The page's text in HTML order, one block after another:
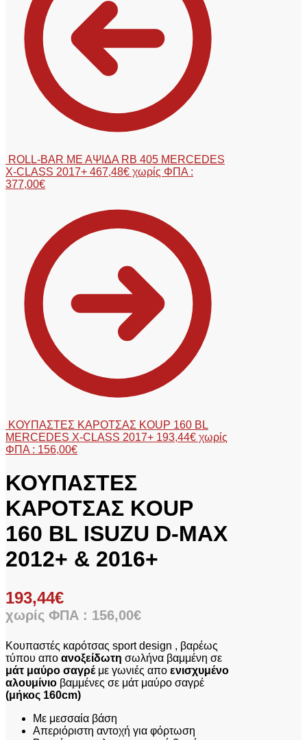
ROLL-BAR ΜΕ ΑΨΙΔΑ RB 405 MERCEDES
X-CLASS 2017+ 467,48€ χωρίς ΦΠΑ :
377,00€
ΚΟΥΠΑΣΤΕΣ ΚΑΡΟΤΣΑΣ KOUP 160 BL
MERCEDES X-CLASS 2017+ 193,44€ χωρίς
ΦΠΑ : 156,00€
ΚΟΥΠΑΣΤΕΣ
ΚΑΡΟΤΣΑΣ KOUP
160 BL ISUZU D-MAX
2012+ & 2016+
193,44€
χωρίς ΦΠΑ : 156,00€
Κουπαστές καρότσας sport design , βαρέως
τύπου απο ανοξείδωτη σωλήνα βαμμένη σε
μάτ μαύρο σαγρέμε γωνιές απο ενισχυμένο
αλουμίνιο βαμμένες σε μάτ μαύρο σαγρέ
(μήκος 160cm)
Με μεσσαία βάση
Απεριόριστη αντοχή για φόρτωση